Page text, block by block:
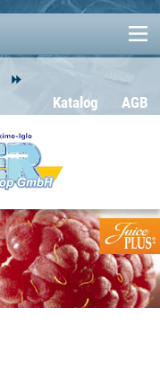
AGB
Katalog